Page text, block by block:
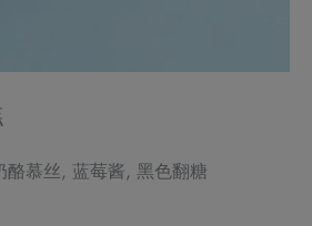
酪慕丝, 蓝莓酱, 黑色翻糖